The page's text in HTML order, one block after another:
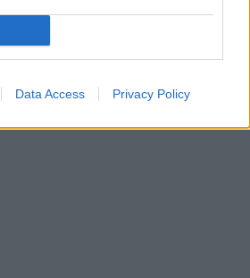
Data Access Privacy Policy